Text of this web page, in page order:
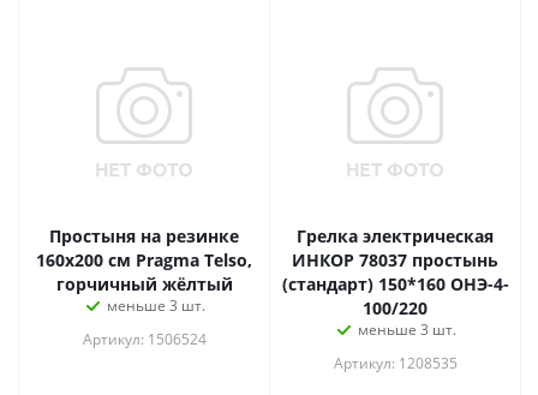
Простыня на резинке
160х200 см Pragma Telso,
горчичный жёлтый
меньше 3 шт.
Артикул: 1506524
Грелка электрическая
ИНКОР 78037 простынь
(стандарт) 150*160 ОНЭ-4-
100/220
меньше 3 шт.
Артикул: 1208535